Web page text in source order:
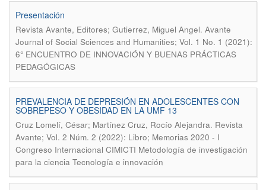
Presentación
Revista Avante, Editores; Gutierrez, Miguel Angel. Avante
Journal of Social Sciences and Humanities; Vol. 1 No. 1 (2021):
6° ENCUENTRO DE INNOVACIÓN Y BUENAS PRÁCTICAS
PEDAGÓGICAS
PREVALENCIA DE DEPRESIÓN EN ADOLESCENTES CON
SOBREPESO Y OBESIDAD EN LA UMF 13
Cruz Lomelí, César; Martínez Cruz, Rocío Alejandra. Revista
Avante; Vol. 2 Núm. 2 (2022): Libro; Memorias 2020 - I
Congreso Internacional CIMICTI Metodología de investigación
para la ciencia Tecnología e innovación